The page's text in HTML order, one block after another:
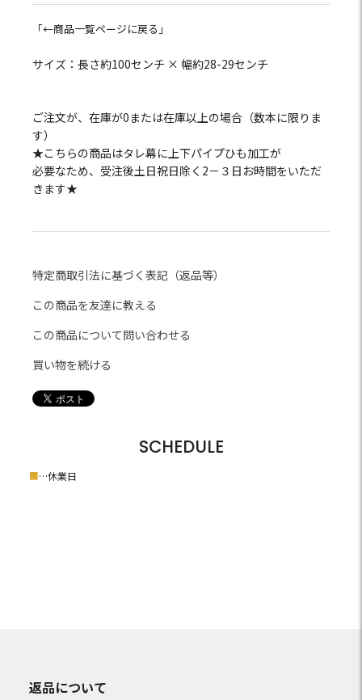
「←商品一覧ページに戻る」
サイズ：長さ約100センチ × 幅約28-29センチ
ご注文が、在庫が0または在庫以上の場合（数本に限りま
す）
★こちらの商品はタレ幕に上下パイプひも加工が
必要なため、受注後土日祝日除く2－３日お時間をいただ
きます★
特定商取引法に基づく表記（返品等）
この商品を友達に教える
この商品について問い合わせる
買い物を続ける
SCHEDULE
■…休業日
返品について